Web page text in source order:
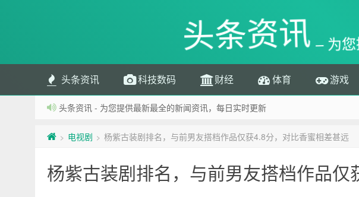
头条资讯 – 为
头条资讯 科技数码 财经 体育 游戏
头条资讯 - 为您提供最新最全的新闻资讯，每日实时更新
> 电视剧 > 杨紫古装剧排名，与前男友搭档作品仅获4.8分，对比香蜜相差甚远
杨紫古装剧排名，与前男友搭档作品仅